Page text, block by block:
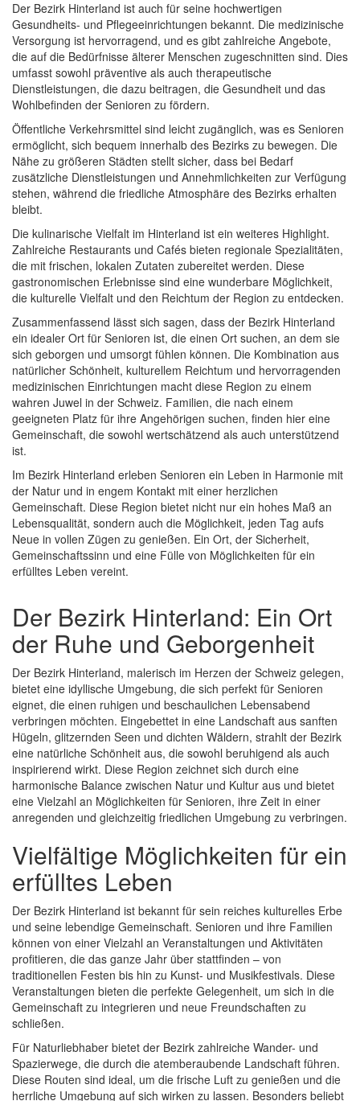
Der Bezirk Hinterland ist auch für seine hochwertigen
Gesundheits- und Pflegeeinrichtungen bekannt. Die medizinische
Versorgung ist hervorragend, und es gibt zahlreiche Angebote,
die auf die Bedürfnisse älterer Menschen zugeschnitten sind. Dies
umfasst sowohl präventive als auch therapeutische
Dienstleistungen, die dazu beitragen, die Gesundheit und das
Wohlbefinden der Senioren zu fördern.
Öffentliche Verkehrsmittel sind leicht zugänglich, was es Senioren
ermöglicht, sich bequem innerhalb des Bezirks zu bewegen. Die
Nähe zu größeren Städten stellt sicher, dass bei Bedarf
zusätzliche Dienstleistungen und Annehmlichkeiten zur Verfügung
stehen, während die friedliche Atmosphäre des Bezirks erhalten
bleibt.
Die kulinarische Vielfalt im Hinterland ist ein weiteres Highlight.
Zahlreiche Restaurants und Cafés bieten regionale Spezialitäten,
die mit frischen, lokalen Zutaten zubereitet werden. Diese
gastronomischen Erlebnisse sind eine wunderbare Möglichkeit,
die kulturelle Vielfalt und den Reichtum der Region zu entdecken.
Zusammenfassend lässt sich sagen, dass der Bezirk Hinterland
ein idealer Ort für Senioren ist, die einen Ort suchen, an dem sie
sich geborgen und umsorgt fühlen können. Die Kombination aus
natürlicher Schönheit, kulturellem Reichtum und hervorragenden
medizinischen Einrichtungen macht diese Region zu einem
wahren Juwel in der Schweiz. Familien, die nach einem
geeigneten Platz für ihre Angehörigen suchen, finden hier eine
Gemeinschaft, die sowohl wertschätzend als auch unterstützend
ist.
Im Bezirk Hinterland erleben Senioren ein Leben in Harmonie mit
der Natur und in engem Kontakt mit einer herzlichen
Gemeinschaft. Diese Region bietet nicht nur ein hohes Maß an
Lebensqualität, sondern auch die Möglichkeit, jeden Tag aufs
Neue in vollen Zügen zu genießen. Ein Ort, der Sicherheit,
Gemeinschaftssinn und eine Fülle von Möglichkeiten für ein
erfülltes Leben vereint.
Der Bezirk Hinterland: Ein Ort
der Ruhe und Geborgenheit
Der Bezirk Hinterland, malerisch im Herzen der Schweiz gelegen,
bietet eine idyllische Umgebung, die sich perfekt für Senioren
eignet, die einen ruhigen und beschaulichen Lebensabend
verbringen möchten. Eingebettet in eine Landschaft aus sanften
Hügeln, glitzernden Seen und dichten Wäldern, strahlt der Bezirk
eine natürliche Schönheit aus, die sowohl beruhigend als auch
inspirierend wirkt. Diese Region zeichnet sich durch eine
harmonische Balance zwischen Natur und Kultur aus und bietet
eine Vielzahl an Möglichkeiten für Senioren, ihre Zeit in einer
anregenden und gleichzeitig friedlichen Umgebung zu verbringen.
Vielfältige Möglichkeiten für ein
erfülltes Leben
Der Bezirk Hinterland ist bekannt für sein reiches kulturelles Erbe
und seine lebendige Gemeinschaft. Senioren und ihre Familien
können von einer Vielzahl an Veranstaltungen und Aktivitäten
profitieren, die das ganze Jahr über stattfinden – von
traditionellen Festen bis hin zu Kunst- und Musikfestivals. Diese
Veranstaltungen bieten die perfekte Gelegenheit, um sich in die
Gemeinschaft zu integrieren und neue Freundschaften zu
schließen.
Für Naturliebhaber bietet der Bezirk zahlreiche Wander- und
Spazierwege, die durch die atemberaubende Landschaft führen.
Diese Routen sind ideal, um die frische Luft zu genießen und die
herrliche Umgebung auf sich wirken zu lassen. Besonders beliebt